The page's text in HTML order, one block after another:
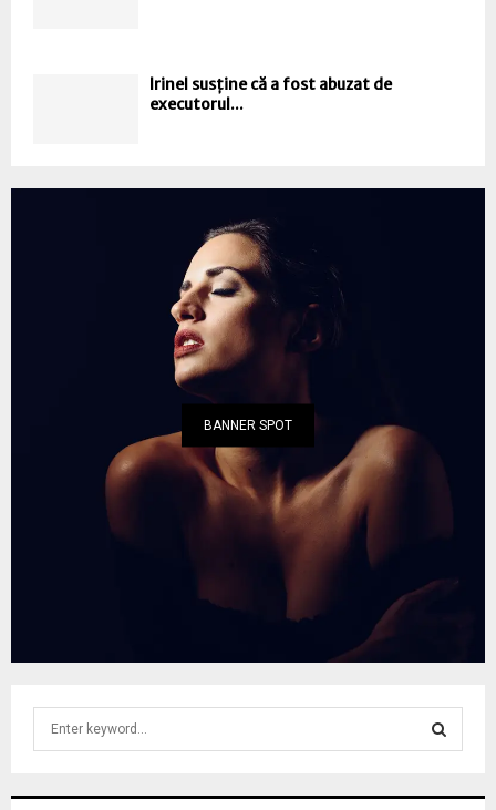
Irinel susține că a fost abuzat de
executorul...
BANNER SPOT